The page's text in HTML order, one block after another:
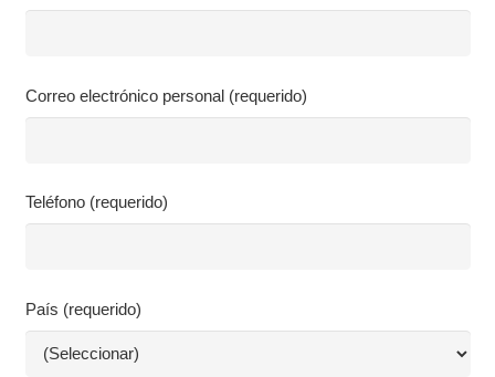
Correo electrónico personal (requerido)
Teléfono (requerido)
País (requerido)